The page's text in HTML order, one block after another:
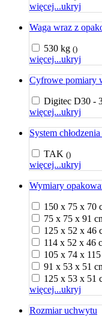
więcej...ukryj
Waga wraz z
530 kg ()
więcej...ukryj
Cyfrowe pomiary
Digitec D30 -
więcej...ukryj
System
TAK ()
więcej...ukryj
Wymiary
150 x 75 x 70
75 x 75 x 91
125 x 52 x 46
114 x 52 x 46
105 x 74 x
91 x 53 x 51
125 x 53 x 51
więcej...ukryj
Rozmiar uchwytu